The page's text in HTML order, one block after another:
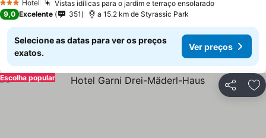
3 EstrelasHotel Vistas idílicas para o jardim e terraço ensolarado
9,0 Excelente 351 a 15.2 km de Styrassic Park
Selecione as datas para ver os preços
exatos.
Ver preços
Partilhar
Escolha popular